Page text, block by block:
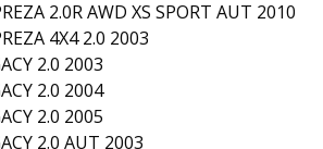
2.0R AWD XS SPORT AUT 2010
4X4 2.0 2003
2.0 2003
2.0 2004
2.0 2005
2.0 AUT 2003